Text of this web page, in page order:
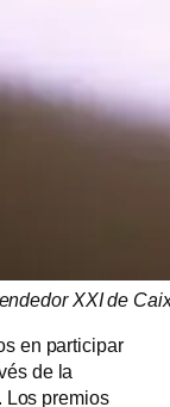
XXI de
en participar
de la
Los premios